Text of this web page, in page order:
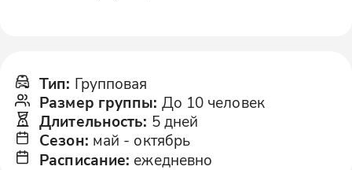
Тип: Групповая
Размер группы: До 10 человек
Длительность: 5 дней
Сезон: май - октябрь
Расписание: ежедневно